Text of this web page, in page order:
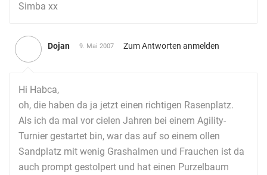
Simba xx
Dojan 9. Mai 2007 Zum Antworten anmelden
Hi Habca,
oh, die haben da ja jetzt einen richtigen Rasenplatz.
Als ich da mal vor cielen Jahren bei einem Agility-
Turnier gestartet bin, war das auf so einem ollen
Sandplatz mit wenig Grashalmen und Frauchen ist da
auch prompt gestolpert und hat einen Purzelbaum